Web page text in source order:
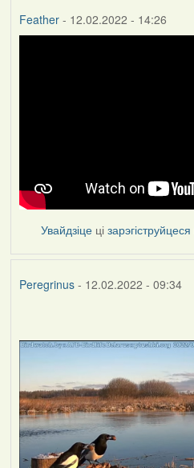
Feather- 12.02.2022 - 14:26
Увайдзіце цізарэгіструйцеся
Peregrinus- 12.02.2022 - 09:34